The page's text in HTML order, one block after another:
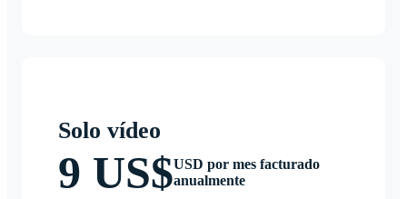
Solo vídeo
9 US$USD por mes facturado
anualmente